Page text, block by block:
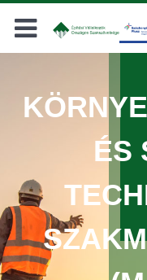
Keresés
ÉS